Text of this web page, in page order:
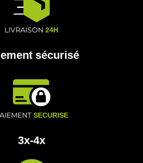
LIVRAISON 24H
sécurisé
SECURISE
3x-4x